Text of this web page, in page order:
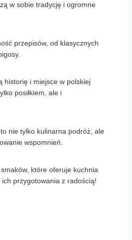
w sobie tradycję i ogromne
przepisów, od klasycznych
historię i miejsce w polskiej
posiłkiem, ale i
nie tylko kulinarna podróż, ale
wspomnień.
które oferuje kuchnia
przygotowania z radością!